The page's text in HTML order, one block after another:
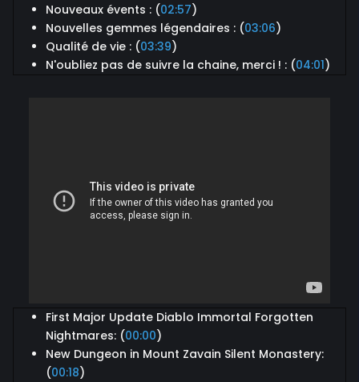
Nouveaux évents : (02:57)
Nouvelles gemmes légendaires : (03:06)
Qualité de vie : (03:39)
N'oubliez pas de suivre la chaine, merci ! : (04:01)
First Major Update Diablo Immortal Forgotten
Nightmares: (00:00)
New Dungeon in Mount Zavain Silent Monastery:
(00:18)